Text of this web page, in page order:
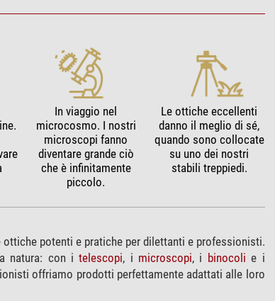
In viaggio nel
microcosmo. I nostri
microscopi fanno
diventare grande ciò
che è infinitamente
piccolo.
Le ottiche eccellenti
danno il meglio di sé,
quando sono collocate
su uno dei nostri
stabili treppiedi.
ottiche potenti e pratiche per dilettanti e professionisti.
natura: con itelescopi, i microscopi, i binocoli e i
offriamo prodotti perfettamente adattati alle loro